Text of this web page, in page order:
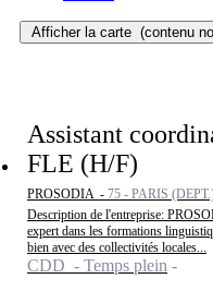
Afficher la carte (contenu
Assistant
FLE (H/F)
PROSODIA - 75 - PARIS
Description de l'entreprise:
expert dans les formations
bien avec des collectivités locales...
CDD - Temps plein